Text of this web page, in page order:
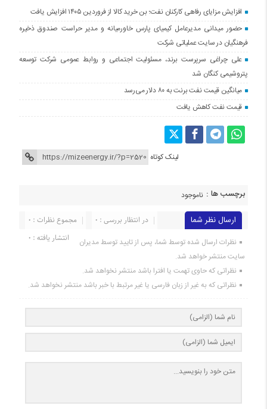
افزایش مزایای رفاهی کارکنان نفت؛ بن خرید کالا از فروردین ۱۴۰۵ افزایش یافت
حضور میدانی مدیرعامل کیمیای پارس خاورمیانه و مدیر حراست صندوق ذخیره
فرهنگیان در سایت عملیاتی شرکت
علی چراغی سرپرست برند، مسئولیت اجتماعی و روابط عمومی شرکت توسعه
پتروشیمی کنگان شد
میانگین قیمت نفت برنت به ۸۰ دلار می‌رسد
قیمت نفت کاهش یافت
لینک کوتاه
برچسب ها : ناموجود
ارسال نظر شما مجموع نظرات : 0
در انتظار بررسی : 0
انتشار یافته : 0
نظرات ارسال شده توسط شما، پس از تایید توسط مدیران
سایت منتشر خواهد شد.
نظراتی که حاوی تهمت یا افترا باشد منتشر نخواهد شد.
نظراتی که به غیر از زبان فارسی یا غیر مرتبط با خبر باشد منتشر نخواهد شد.